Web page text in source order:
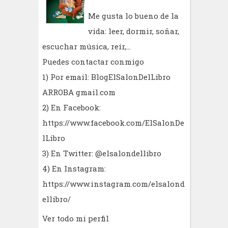
Me gusta lo bueno de la
vida: leer, dormir, soñar,
escuchar música, reír,...
Puedes contactar conmigo
1) Por email: BlogElSalonDelLibro
ARROBA gmail.com
2) En Facebook:
https://www.facebook.com/ElSalonDe
lLibro
3) En Twitter: @elsalondellibro
4) En Instagram:
https://www.instagram.com/elsalond
ellibro/
Ver todo mi perfil